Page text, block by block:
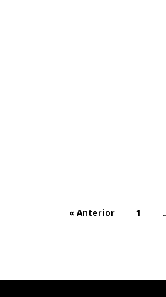
« Anterior 1